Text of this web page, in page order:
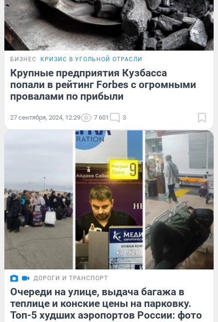
БИЗНЕС КРИЗИС В УГОЛЬНОЙ ОТРАСЛИ
Крупные предприятия Кузбасса
попали в рейтинг Forbes с огромными
провалами по прибыли
27 сентября, 2024, 12:29 7 601 3
ДОРОГИ И ТРАНСПОРТ
Очереди на улице, выдача багажа в
теплице и конские цены на парковку.
Топ-5 худших аэропортов России: фото